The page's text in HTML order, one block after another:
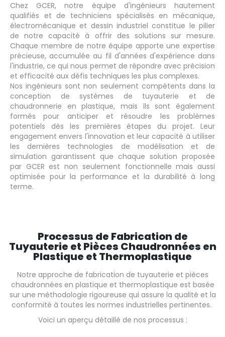
Chez GCER, notre équipe d'ingénieurs hautement
qualifiés et de techniciens spécialisés en mécanique,
électromécanique et dessin industriel constitue le pilier
de notre capacité à offrir des solutions sur mesure.
Chaque membre de notre équipe apporte une expertise
précieuse, accumulée au fil d'années d'expérience dans
l'industrie, ce qui nous permet de répondre avec précision
et efficacité aux défis techniques les plus complexes.
Nos ingénieurs sont non seulement compétents dans la
conception de systèmes de tuyauterie et de
chaudronnerie en plastique, mais ils sont également
formés pour anticiper et résoudre les problèmes
potentiels dès les premières étapes du projet. Leur
engagement envers l'innovation et leur capacité à utiliser
les dernières technologies de modélisation et de
simulation garantissent que chaque solution proposée
par GCER est non seulement fonctionnelle mais aussi
optimisée pour la performance et la durabilité à long
terme.
Processus de Fabrication de
Tuyauterie et Pièces Chaudronnées en
Plastique et Thermoplastique
Notre approche de fabrication de tuyauterie et pièces
chaudronnées en plastique et thermoplastique est basée
sur une méthodologie rigoureuse qui assure la qualité et la
conformité à toutes les normes industrielles pertinentes.
Voici un aperçu détaillé de nos processus :